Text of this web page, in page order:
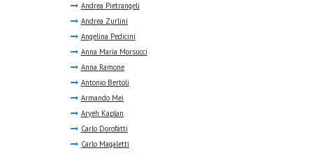
Andrea Pietrangeli
Andrea Zurlini
Angelina Pedicini
Anna Maria Morsucci
Anna Ramone
Antonio Bertoli
Armando Mei
Aryeh Kaplan
Carlo Dorofatti
Carlo Magaletti